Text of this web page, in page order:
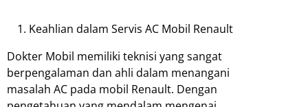
Keahlian dalam Servis AC Mobil Renault
Dokter Mobil memiliki teknisi yang sangat
berpengalaman dan ahli dalam menangani
masalah AC pada mobil Renault. Dengan